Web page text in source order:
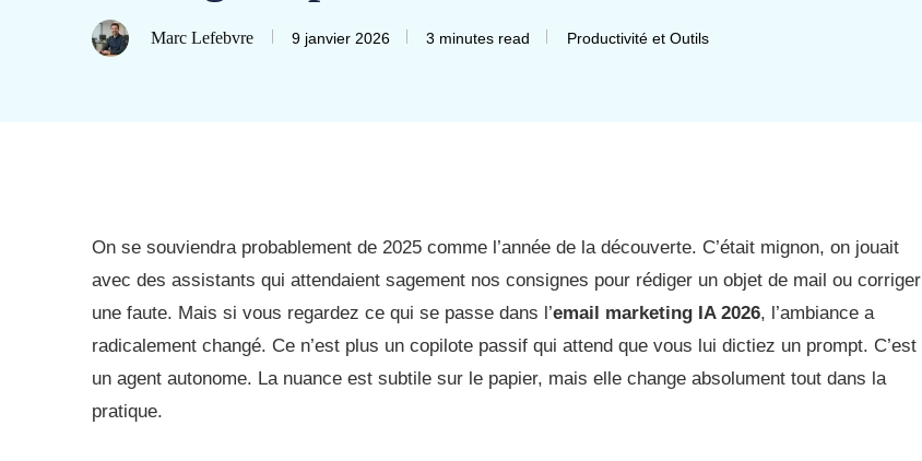
Marc Lefebvre 9 janvier 2026 3 minutes read Productivité et Outils
On se souviendra probablement de 2025 comme l’année de la découverte. C’était mignon, on jouait
avec des assistants qui attendaient sagement nos consignes pour rédiger un objet de mail ou corriger
une faute. Mais si vous regardez ce qui se passe dans l’email marketing IA 2026, l’ambiance a
radicalement changé. Ce n’est plus un copilote passif qui attend que vous lui dictiez un prompt. C’est
un agent autonome. La nuance est subtile sur le papier, mais elle change absolument tout dans la
pratique.